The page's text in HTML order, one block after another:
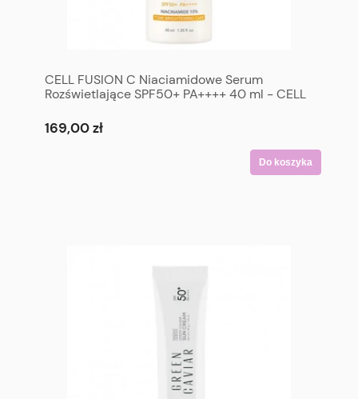
CELL FUSION C Niaciamidowe Serum
Rozświetlające SPF50+ PA++++ 40 ml - CELL
SPF50+ PA++++ 40 ml
169,00 zł
Do koszyka